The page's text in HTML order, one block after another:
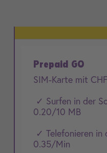
Prepaid GO
SIM-Karte mit
✓ Surfen in der
0.20/10 MB
✓ Telefonieren in
0.35/Min